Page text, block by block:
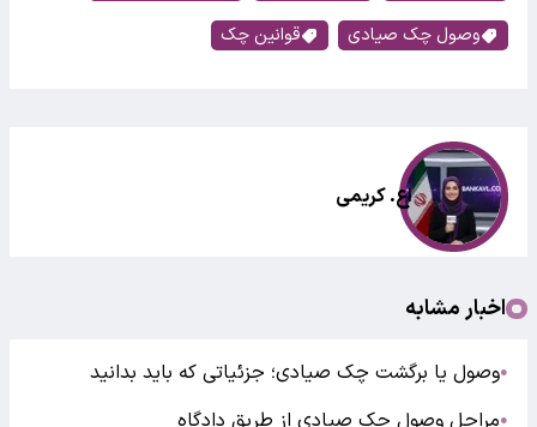
وصول چک صیادی
قوانین چک
اع. کریمی
اخبار مشابه
●وصول یا برگشت چک‌ صیادی؛ جزئیاتی که باید بدانید
●